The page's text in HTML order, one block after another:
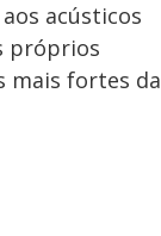
acústicos
próprios
mais fortes da